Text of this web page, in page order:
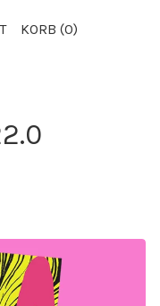
KORB (0)